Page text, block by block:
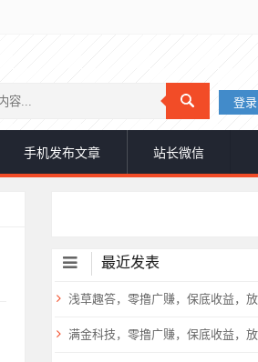
登录
手机发布文章 站长微信
最近发表